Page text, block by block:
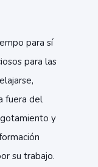
para sí
para las
fuera del
y
su trabajo.